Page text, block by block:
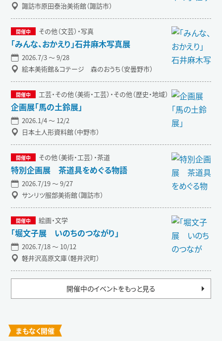
諏訪市原田泰治美術館（諏訪市）
その他（文芸）・写真
「みんな、おかえり」石井麻木写真展
2026.7/3 〜 9/28
絵本美術館＆コテージ 森のおうち（安曇野市）
工芸・その他（美術・工芸）・その他（歴史・地域）
企画展「馬の土鈴展」
2026.1/4 〜 12/2
日本土人形資料館（中野市）
その他（美術・工芸）・茶道
特別企画展 茶道具をめぐる物語
2026.7/19 〜 9/27
サンリツ服部美術館（諏訪市）
絵画・文学
「堀文子展 いのちのつながり」
2026.7/18 〜 10/12
軽井沢高原文庫（軽井沢町）
開催中のイベントをもっと見る
まもなく開催